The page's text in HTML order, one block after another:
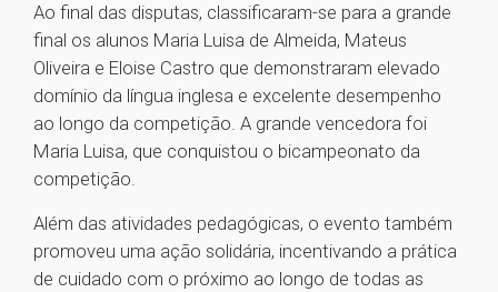
Ao final das disputas, classificaram-se para a grande
final os alunos Maria Luisa de Almeida, Mateus
Oliveira e Eloise Castro que demonstraram elevado
domínio da língua inglesa e excelente desempenho
ao longo da competição. A grande vencedora foi
Maria Luisa, que conquistou o bicampeonato da
competição.
Além das atividades pedagógicas, o evento também
promoveu uma ação solidária, incentivando a prática
de cuidado com o próximo ao longo de todas as